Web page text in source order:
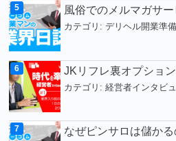
風俗でのメルマガサ
カテゴリ:デリヘル開業準
JKリフレ裏オプショ
カテゴリ:経営者インタビ
なぜピンサロは儲かる